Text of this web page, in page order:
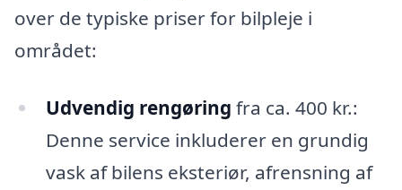
over de typiske priser for bilpleje i
området:
Udvendig rengøring fra ca. 400 kr.:
Denne service inkluderer en grundig
vask af bilens eksteriør, afrensning af